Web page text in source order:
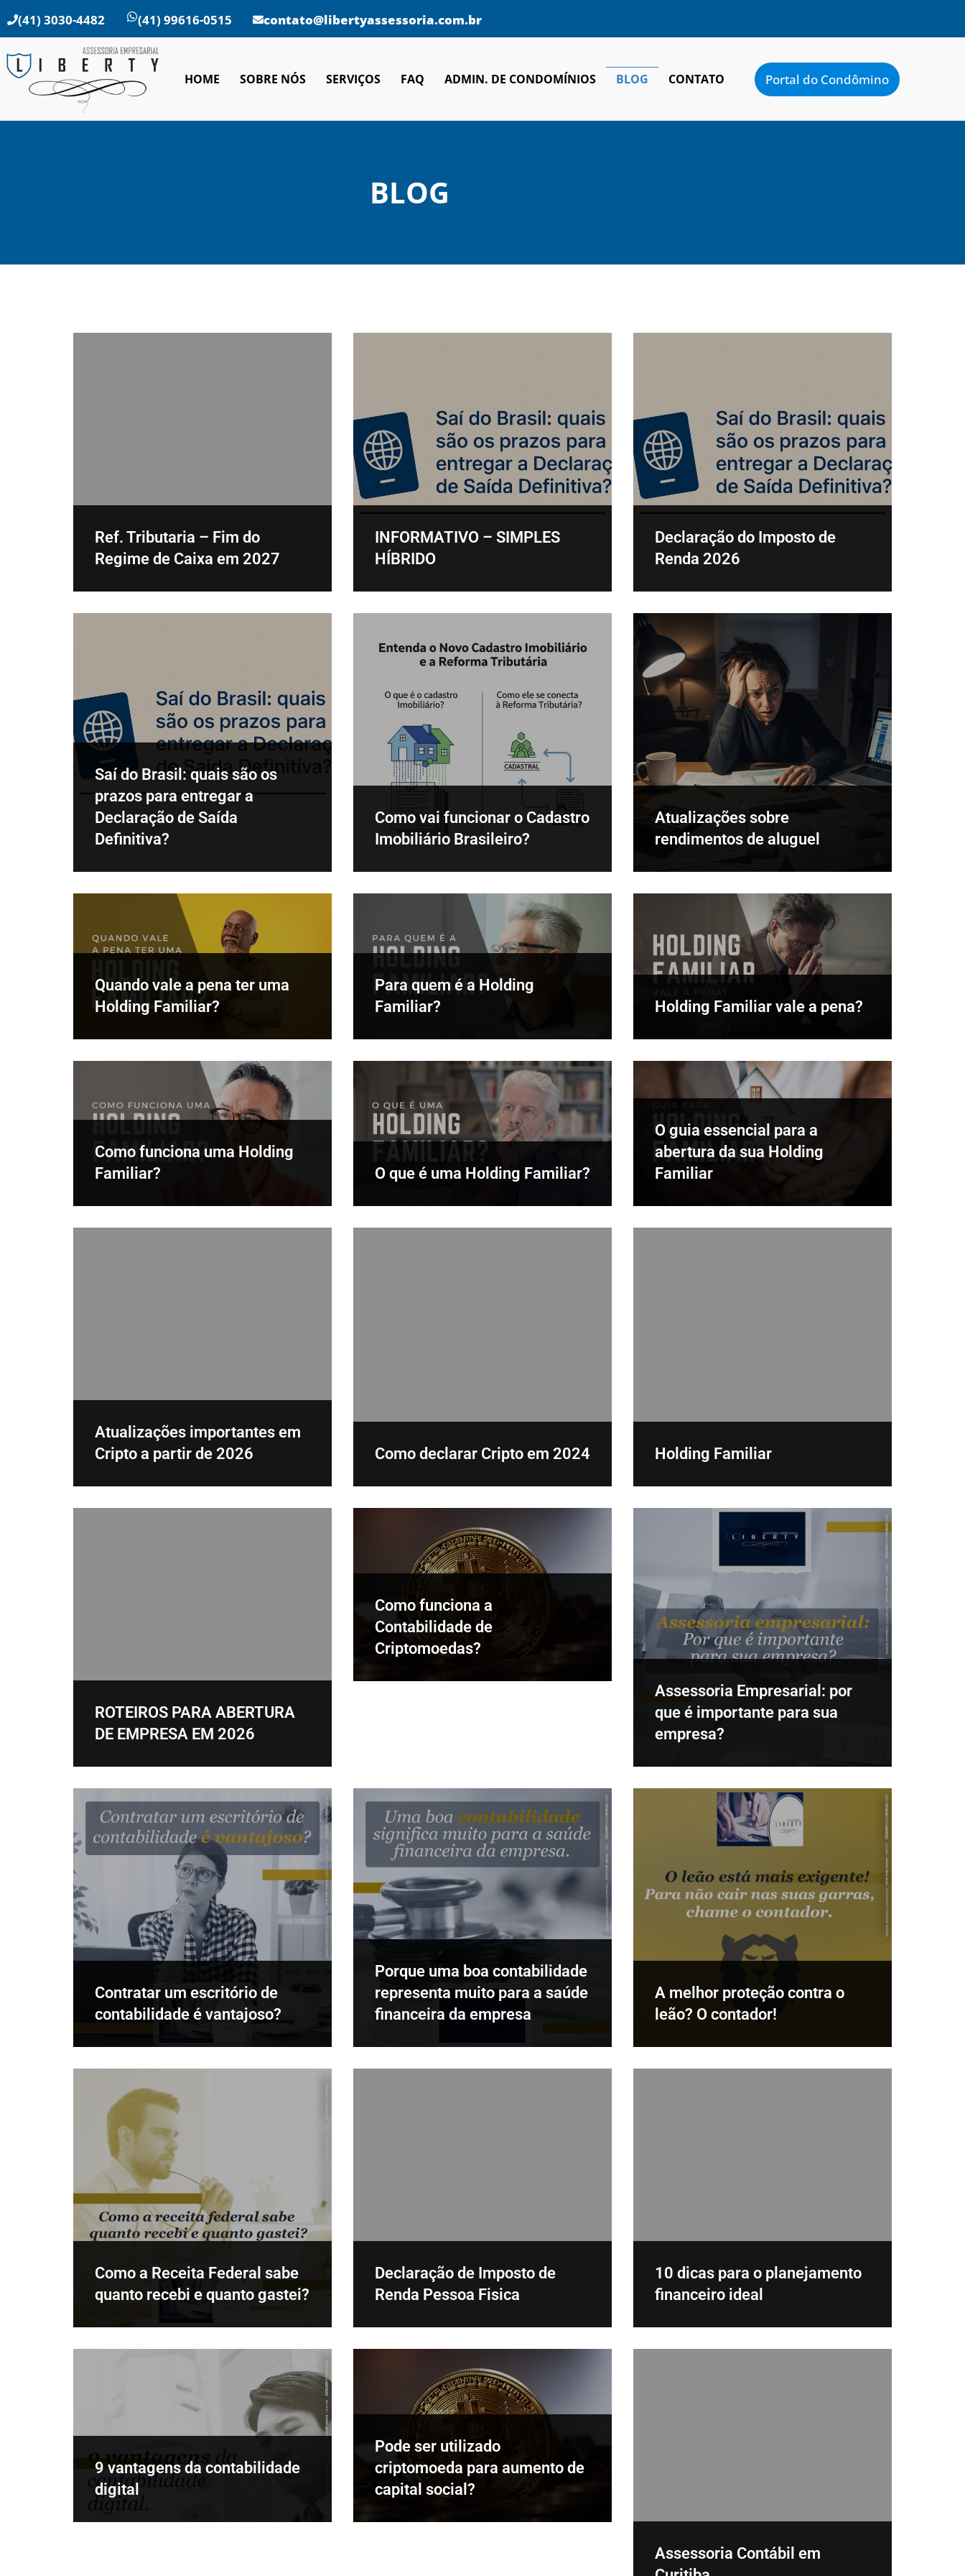
(41) 3030-4482 (41) 99616-0515 contato@libertyassessoria.com.br
HOME SOBRE NÓS SERVIÇOS FAQ ADMIN. DE CONDOMÍNIOS BLOG CONTATO Portal do Condômino
BLOG
Ref. Tributaria – Fim do
Regime de Caixa em 2027
INFORMATIVO – SIMPLES
HÍBRIDO
Declaração do Imposto de
Renda 2026
Saí do Brasil: quais são os
prazos para entregar a
Declaração de Saída
Definitiva?
Como vai funcionar o Cadastro
Imobiliário Brasileiro?
Atualizações sobre
rendimentos de aluguel
Quando vale a pena ter uma
Holding Familiar?
Para quem é a Holding
Familiar?
Holding Familiar vale a pena?
Como funciona uma Holding
Familiar?
O que é uma Holding Familiar?
O guia essencial para a
abertura da sua Holding
Familiar
Atualizações importantes em
Cripto a partir de 2026
Como declarar Cripto em 2024 Holding Familiar
ROTEIROS PARA ABERTURA
DE EMPRESA EM 2026
Como funciona a
Contabilidade de
Criptomoedas?
Assessoria Empresarial: por
que é importante para sua
empresa?
Contratar um escritório de
contabilidade é vantajoso?
Porque uma boa contabilidade
representa muito para a saúde
financeira da empresa
A melhor proteção contra o
leão? O contador!
Como a Receita Federal sabe
quanto recebi e quanto gastei?
Declaração de Imposto de
Renda Pessoa Fisica
10 dicas para o planejamento
financeiro ideal
9 vantagens da contabilidade
digital
Pode ser utilizado
criptomoeda para aumento de
capital social?
Assessoria Contábil em